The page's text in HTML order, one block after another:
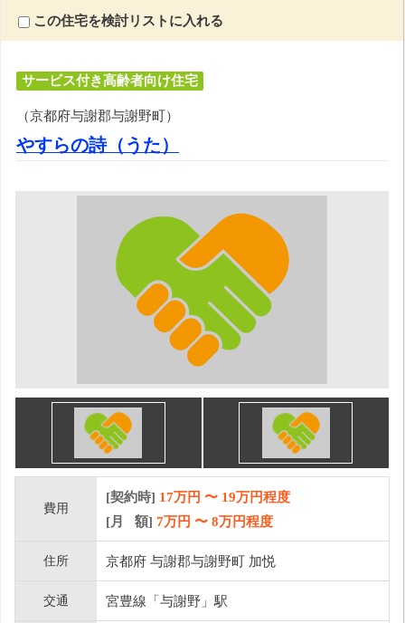
この住宅を検討リストに入れる
サービス付き高齢者向け住宅
（京都府与謝郡与謝野町）
やすらの詩（うた）
費用
[契約時] 17万円 〜 19万円程度
[月 額] 7万円 〜 8万円程度
住所 京都府 与謝郡与謝野町 加悦
交通 宮豊線「与謝野」駅